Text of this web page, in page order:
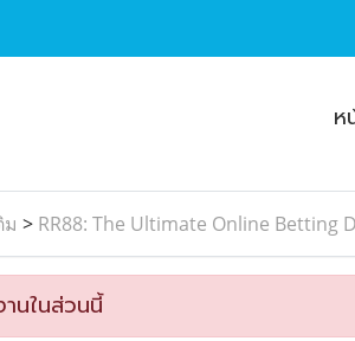
ห
ม > RR88: The Ultimate Online Betting
นในส่วนนี้